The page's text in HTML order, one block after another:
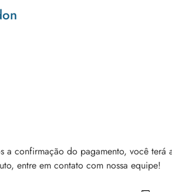
a confirmação do pagamento, você
entre em contato com nossa equipe!